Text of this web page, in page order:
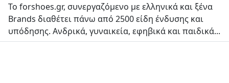
Το forshoes.gr, συνεργαζόμενο με ελληνικά και ξένα
Brands διαθέτει πάνω από 2500 είδη ένδυσης και
υπόδησης. Ανδρικά, γυναικεία, εφηβικά και παιδικά...